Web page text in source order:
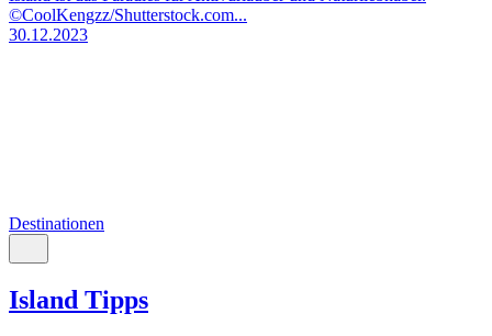
©CoolKengzz/Shutterstock.com...
30.12.2023
Destinationen
Island Tipps